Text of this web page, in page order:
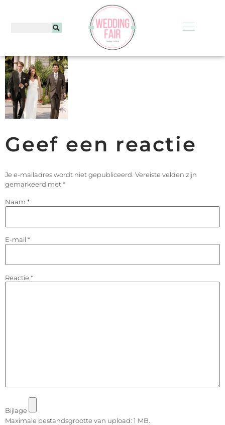
Geef een reactie
Je e-mailadres wordt niet gepubliceerd. Vereiste velden zijn
gemarkeerd met*
Naam *
E-mail *
Reactie *
Bijlage
Maximale bestandsgrootte van upload: 1 MB.